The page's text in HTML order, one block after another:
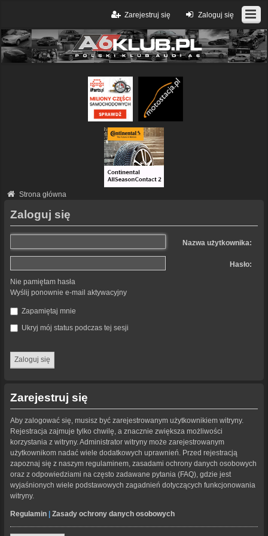
Zaloguj się
Zarejestruj się
Strona główna
Zaloguj się
Nazwa użytkownika:
Hasło:
Nie pamiętam hasła
Wyślij ponownie e-mail aktywacyjny
Zapamiętaj mnie
Ukryj mój status podczas tej sesji
Zarejestruj się
Aby zalogować się, musisz być zarejestrowanym użytkownikiem witryny.
Rejestracja zajmuje tylko chwilę, a znacznie zwiększa możliwości
korzystania z witryny. Administrator witryny może zarejestrowanym
użytkownikom nadać wiele dodatkowych uprawnień. Przed rejestracją
zapoznaj się z naszym regulaminem, zasadami ochrony danych osobowych
oraz z odpowiedziami na często zadawane pytania (FAQ), gdzie jest
wyjaśnionych wiele podstawowych zagadnień dotyczących funkcjonowania
witryny.
Regulamin Zasady ochrony danych osobowych